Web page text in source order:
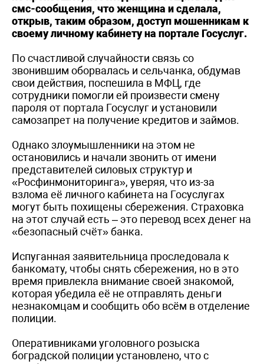
смс-сообщения, что женщина и сделала,
открыв, таким образом, доступ мошенникам к
своему личному кабинету на портале Госуслуг.
По счастливой случайности связь со
звонившим оборвалась и сельчанка, обдумав
свои действия, поспешила в МФЦ, где
сотрудники помогли ей произвести смену
пароля от портала Госуслуг и установили
самозапрет на получение кредитов и займов.
Однако злоумышленники на этом не
остановились и начали звонить от имени
представителей силовых структур и
«Росфинмониторинга», уверяя, что из-за
взлома её личного кабинета на Госуслугах
могут быть похищены сбережения. Страховка
на этот случай есть – это перевод всех денег на
«безопасный счёт» банка.
Испуганная заявительница проследовала к
банкомату, чтобы снять сбережения, но в это
время привлекла внимание своей знакомой,
которая убедила её не отправлять деньги
незнакомцам и сообщить обо всём в отделение
полиции.
Оперативниками уголовного розыска
боградской полиции установлено, что с